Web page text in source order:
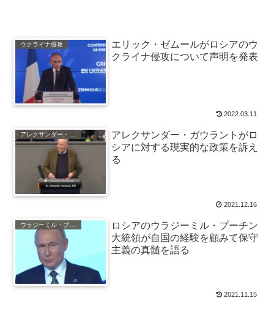
ウクライナ侵攻
エリック・ゼムールがロシアのウ
クライナ侵攻について声明を発表
2022.03.11
アレクサンダー・ガウラント
アレクサンダー・ガウラントがロ
シアに対する現実的な政策を訴え
る
2021.12.16
ウラジーミル・プーチン
ロシアのウラジーミル・プーチン
大統領が自国の経験を顧みて保守
主義の真髄を語る
2021.11.15